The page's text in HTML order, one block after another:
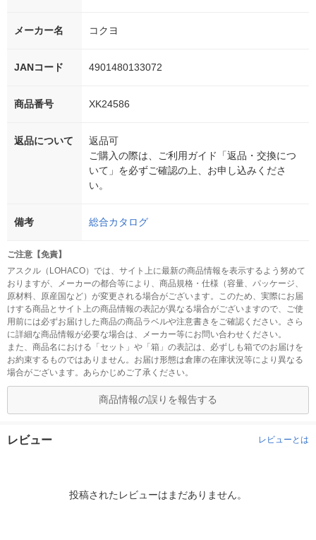
メーカー名 コクヨ
JANコード 4901480133072
商品番号 XK24586
返品について
返品可
ご購入の際は、ご利用ガイド「返品・交換につ
いて」を必ずご確認の上、お申し込みくださ
い。
備考 総合カタログ
ご注意【免責】
アスクル（LOHACO）では、サイト上に最新の商品情報を表示するよう努めて
おりますが、メーカーの都合等により、商品規格・仕様（容量、パッケージ、
原材料、原産国など）が変更される場合がございます。このため、実際にお届
けする商品とサイト上の商品情報の表記が異なる場合がございますので、ご使
用前には必ずお届けした商品の商品ラベルや注意書きをご確認ください。さら
に詳細な商品情報が必要な場合は、メーカー等にお問い合わせください。
また、商品名における「セット」や「箱」の表記は、必ずしも箱でのお届けを
お約束するものではありません。お届け形態は倉庫の在庫状況等により異なる
場合がございます。あらかじめご了承ください。
商品情報の誤りを報告する
レビュー レビューとは
投稿されたレビューはまだありません。